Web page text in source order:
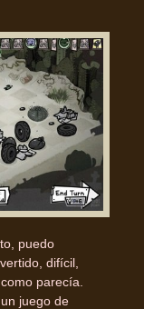
puedo
difícil,
parecía.
juego de